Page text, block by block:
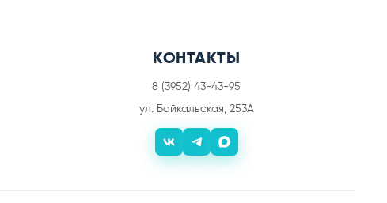
КОНТАКТЫ
8 (3952) 43-43-95
ул. Байкальская, 253А